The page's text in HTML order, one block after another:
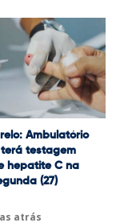
Ambulatório
testagem
hepatite C na
(27)
atrás